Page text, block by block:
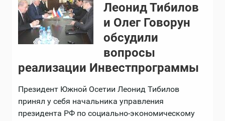
Леонид Тибилов
и Олег Говорун
обсудили
вопросы
реализации Инвестпрограммы
Президент Южной Осетии Леонид Тибилов
принял у себя начальника управления
президента РФ по социально-экономическому